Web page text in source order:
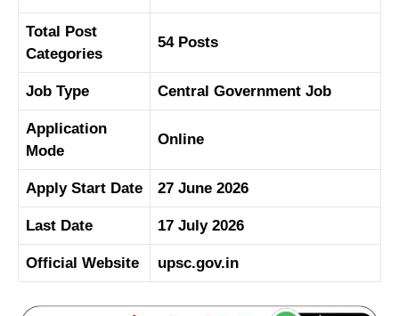
Total Post
Categories
54 Posts
Job Type Central Government Job
Application
Mode
Online
Apply Start Date 27 June 2026
Last Date 17 July 2026
Official Website upsc.gov.in